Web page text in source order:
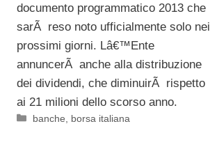
documento programmatico 2013 che
sarÃ reso noto ufficialmente solo nei
prossimi giorni. Lâ€™Ente
annuncerÃ anche alla distribuzione
dei dividendi, che diminuirÃ rispetto
ai 21 milioni dello scorso anno.
Categorie
banche borsa italiana